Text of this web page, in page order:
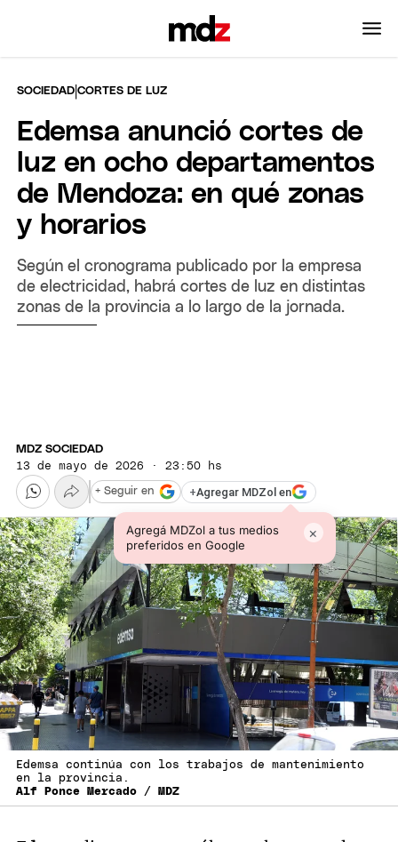
SOCIEDAD |CORTES DE LUZ
Edemsa anunció cortes de
luz en ocho departamentos
de Mendoza: en qué zonas
y horarios
Según el cronograma publicado por la empresa
de electricidad, habrá cortes de luz en distintas
zonas de la provincia a lo largo de la jornada.
MDZ SOCIEDAD
13 de mayo de 2026 · 23:50 hs
+Agregar MDZol en
Agregá MDZol a tus medios
preferidos en Google
×
+ Seguir en
Edemsa continúa con los trabajos de mantenimiento
en la provincia.
Alf Ponce Mercado / MDZ